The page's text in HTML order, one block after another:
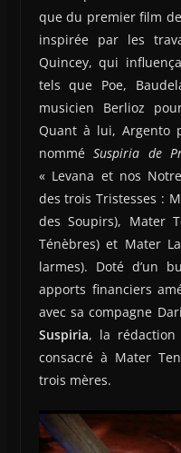
que du premier film
inspirée par les
Quincey, qui
tels que Poe,
musicien Berlioz
Quant à lui, Argento
nomméSuspiria de
« Levana et nos
des trois Tristesses :
des Soupirs), Mater
Ténèbres) et Mater
larmes). Doté d’un
apports financiers
avec sa compagne
Suspiria, la
consacré à Mater
trois mères.